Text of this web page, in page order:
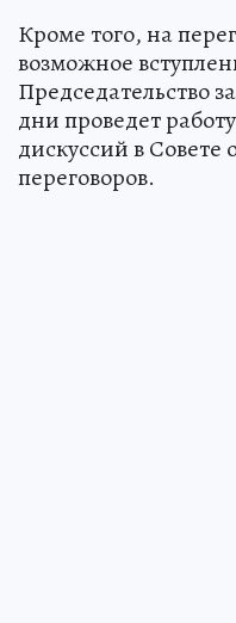
Кроме того, на
возможное
Председательство
дни проведет
дискуссий в
переговоров.